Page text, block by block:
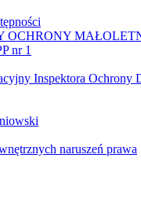
OCHRONY
nr 1
Inspektora Ochrony
naruszeń prawa